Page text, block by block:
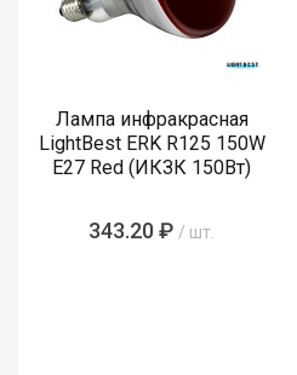
Лампа инфракрасная
LightBest ERK R125 150W
E27 Red (ИКЗК 150Вт)
343.20 ₽ / шт.